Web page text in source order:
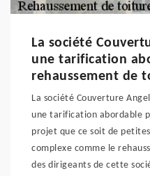
La société
une tarification
rehaussement de
La société Couverture
une tarification abordable
projet que ce soit de
complexe comme le
des dirigeants de cette